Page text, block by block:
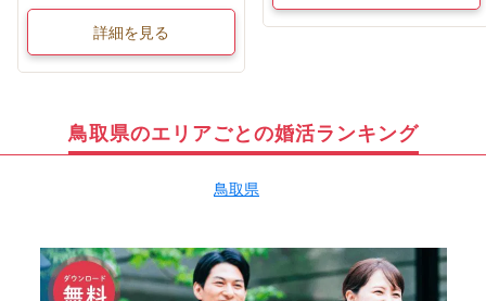
詳細を見る
鳥取県のエリアごとの婚活ランキング
鳥取県